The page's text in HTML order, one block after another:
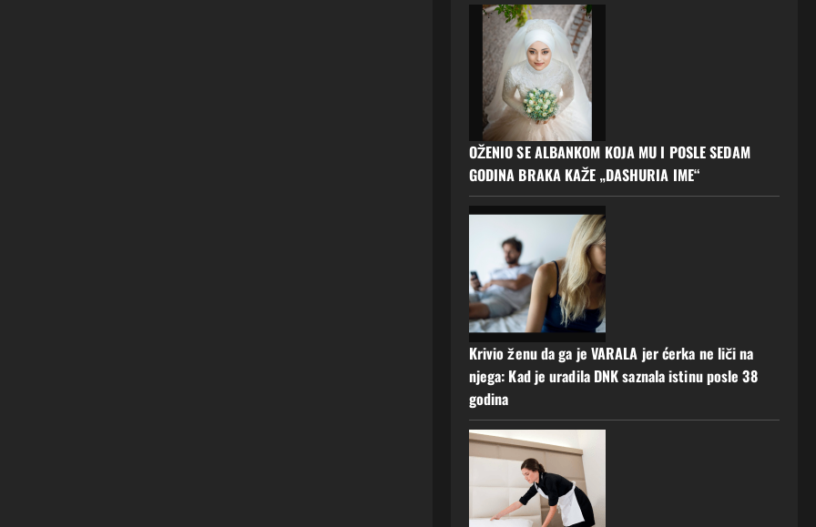
OŽENIO SE ALBANKOM KOJA MU I POSLE SEDAM
GODINA BRAKA KAŽE „DASHURIA IME“
Krivio ženu da ga je VARALA jer ćerka ne liči na
njega: Kad je uradila DNK saznala istinu posle 38
godina